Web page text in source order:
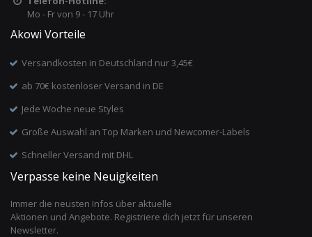
Mo - Fr von 9 - 17 Uhr
Akowi Vorteile
Versandkosten in Deutschland nur 3,45€
ab 70€ kostenloser Versand in DE
Jede Woche neue Styles
Große Auswahl an Top Marken und Newcomer-Labels
Schneller Versand mit DHL
Verpasse keine Neuigkeiten
Immer die neusten Infos über aktuelle
Aktionen und Angebote. Registriere dich jetzt für unseren
Newsletter.